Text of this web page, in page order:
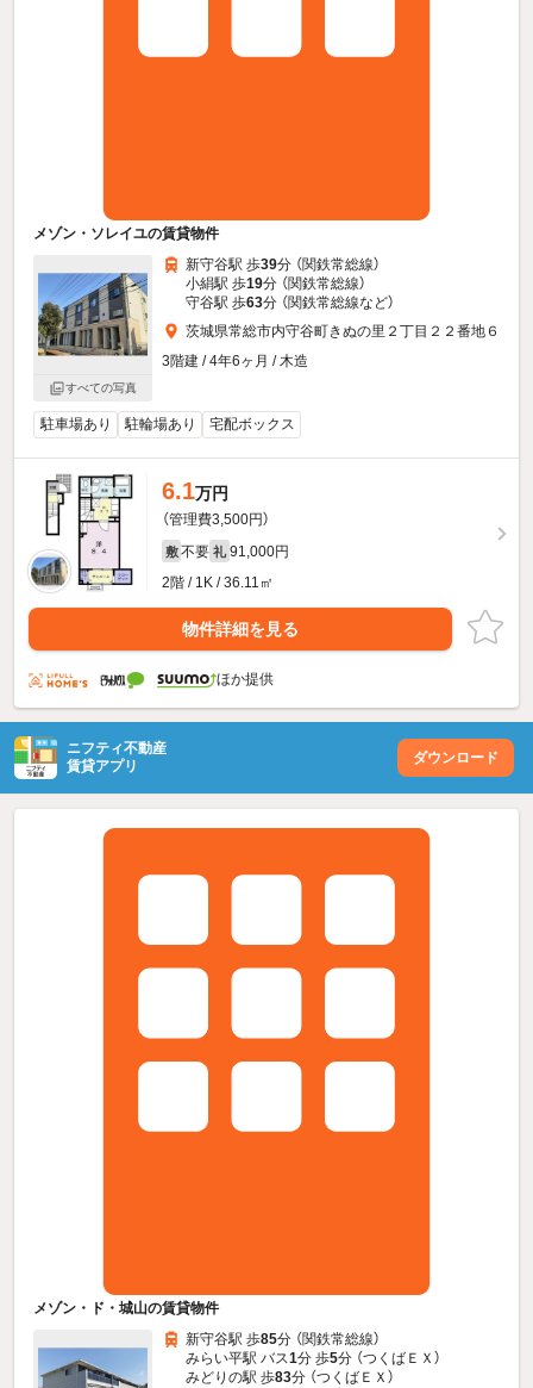
メゾン・ソレイユの賃貸物件
すべての写真
新守谷駅 歩39分 （関鉄常総線）
小絹駅 歩19分 （関鉄常総線）
守谷駅 歩63分 （関鉄常総線など）
茨城県常総市内守谷町きぬの里２丁目２２番地６
3階建 / 4年6ヶ月 / 木造
駐車場あり 駐輪場あり 宅配ボックス
6.1万円
（管理費3,500円）
敷 不要 礼 91,000円
2階 / 1K / 36.11㎡
物件詳細を見る
ほか提供
ニフティ不動産
賃貸アプリ
ダウンロード
メゾン・ド・城山の賃貸物件
新守谷駅 歩85分 （関鉄常総線）
みらい平駅 バス1分 歩5分 （つくばＥＸ）
みどりの駅 歩83分 （つくばＥＸ）